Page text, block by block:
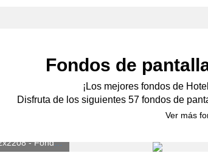
Fondos de
¡Los mejores fondos de
Disfruta de los siguientes 57 fondos de
Ver más
1242x2208 - Fondo de pantalla de 1242x2208. Imágen de Hotel Transilvania.